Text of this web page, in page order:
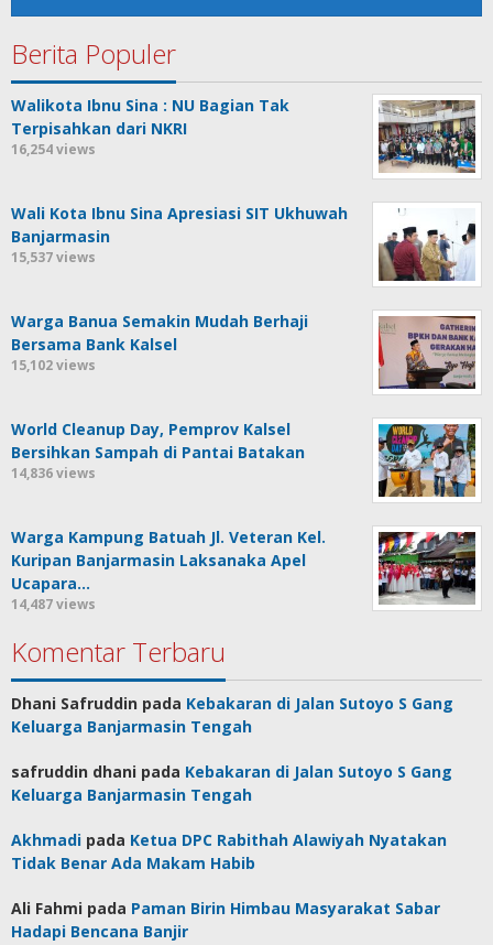
Berita Populer
Walikota Ibnu Sina : NU Bagian Tak
Terpisahkan dari NKRI
16,254 views
Wali Kota Ibnu Sina Apresiasi SIT Ukhuwah
Banjarmasin
15,537 views
Warga Banua Semakin Mudah Berhaji
Bersama Bank Kalsel
15,102 views
World Cleanup Day, Pemprov Kalsel
Bersihkan Sampah di Pantai Batakan
14,836 views
Warga Kampung Batuah Jl. Veteran Kel.
Kuripan Banjarmasin Laksanaka Apel
Ucapara…
14,487 views
Komentar Terbaru
Dhani Safruddin pada Kebakaran di Jalan Sutoyo S Gang
Keluarga Banjarmasin Tengah
safruddin dhani pada Kebakaran di Jalan Sutoyo S Gang
Keluarga Banjarmasin Tengah
Akhmadi pada Ketua DPC Rabithah Alawiyah Nyatakan
Tidak Benar Ada Makam Habib
Ali Fahmi pada Paman Birin Himbau Masyarakat Sabar
Hadapi Bencana Banjir